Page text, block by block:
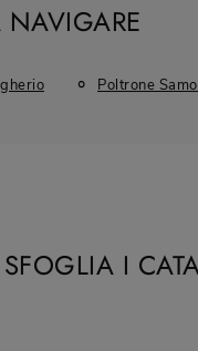
Poltrone
SFOGLIA I